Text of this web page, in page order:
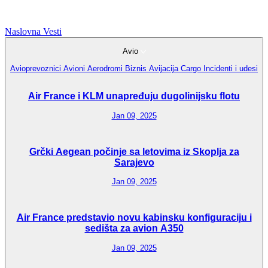
Naslovna Vesti
Avio
Avioprevoznici Avioni Aerodromi Biznis Avijacija Cargo Incidenti i udesi
Air France i KLM unapređuju dugolinijsku flotu
Jan 09, 2025
Grčki Aegean počinje sa letovima iz Skoplja za
Sarajevo
Jan 09, 2025
Air France predstavio novu kabinsku konfiguraciju i
sedišta za avion A350
Jan 09, 2025